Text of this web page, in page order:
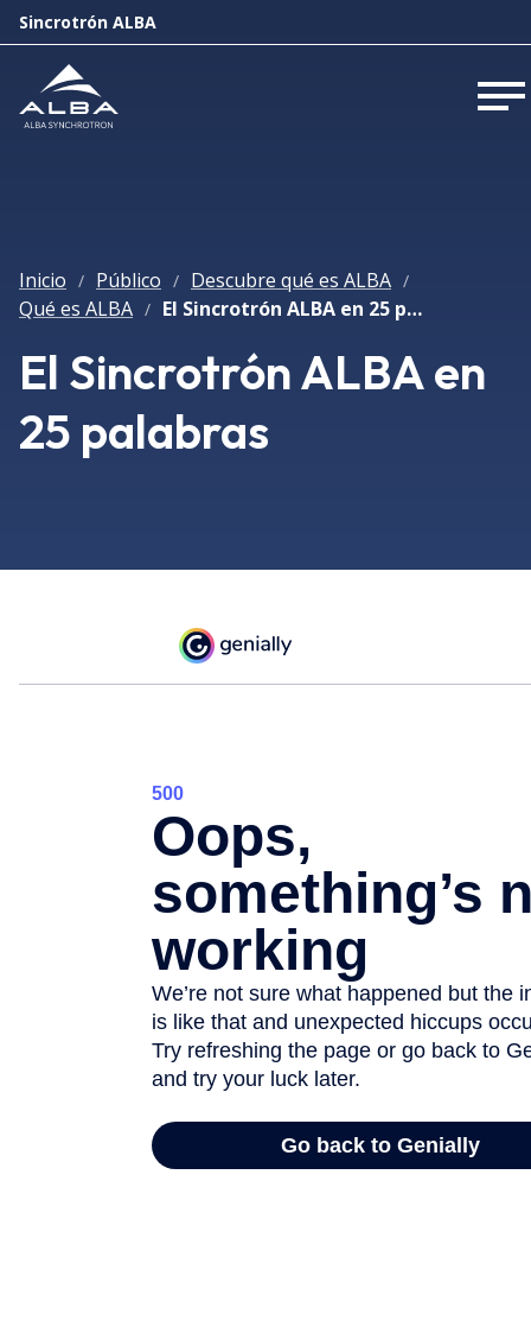
Sincrotrón ALBA
Inicio / Público / Descubre qué es ALBA /
Qué es ALBA / El Sincrotrón ALBA en 25 palabras
El Sincrotrón ALBA en
25 palabras